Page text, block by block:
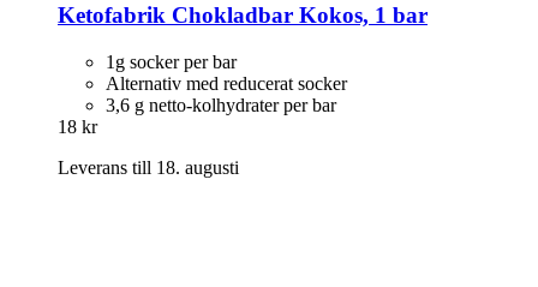
Ketofabrik Chokladbar Kokos, 1 bar
1g socker per bar
Alternativ med reducerat socker
3,6 g netto-kolhydrater per bar
18 kr
Leverans till 18. augusti